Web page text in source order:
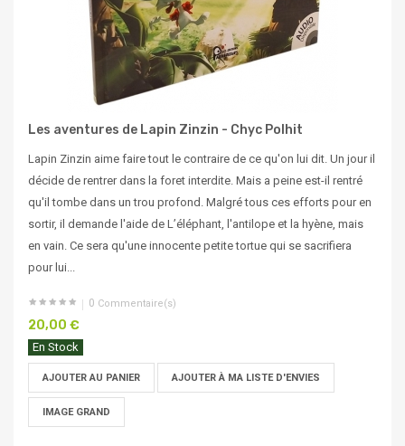
Les aventures de Lapin Zinzin - Chyc Polhit
Lapin Zinzin aime faire tout le contraire de ce qu'on lui dit. Un jour il
décide de rentrer dans la foret interdite. Mais a peine est-il rentré
qu'il tombe dans un trou profond. Malgré tous ces efforts pour en
sortir, il demande l'aide de L’éléphant, l'antilope et la hyène, mais
en vain. Ce sera qu'une innocente petite tortue qui se sacrifiera
pour lui...
0 Commentaire(s)
20,00 €
En Stock
AJOUTER AU PANIER AJOUTER À MA LISTE D'ENVIES
IMAGE GRAND